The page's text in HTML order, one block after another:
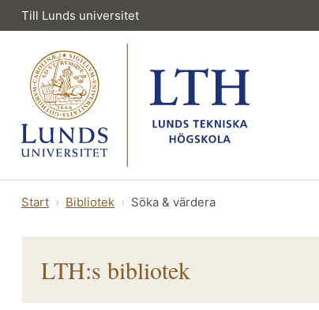
Till Lunds universitet
Start Bibliotek Söka & värdera
LTH:s bibliotek